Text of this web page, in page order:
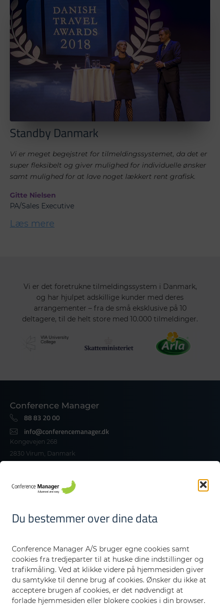
Du bestemmer over dine data
Conference Manager A/S bruger egne cookies samt
cookies fra tredjeparter til at huske dine indstillinger og
trafikmåling. Ved at klikke videre på hjemmesiden giver
du samtykke til denne brug af cookies. Ønsker du ikke at
acceptere brugen af cookies, er det nødvendigt at
forlade hjemmesiden eller blokere cookies i din browser.
Standby Danmark
Vi er meget begejstret for tilmeldingssystemet, da det er
super fleksibelt og giver mulighed for individuelle ønsker
samt mulighed for at lave noget lækkert rent grafisk.
Gitte Nielsen
PA/Sales Executive
Læs mere
Vi er det foretrukne tilmeldingssystem i Danmark,
og har hjulpet adskillige kunder med deres
arrangementer – fra de små eksklusive på 10
deltagere, til de helt store med 10.000 tilmeldinger.
Conference Manager
88 83 20 00​
info@conferencemanager.dk​
Kongevejen 268
2830 Virum, Danmark
Danmark
Funktioner
Sikkerhed
CM Academy
Kontakt os
Nyheder og opdateringer